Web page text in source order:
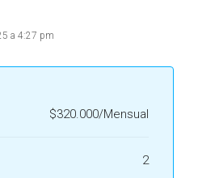
a 4:27 pm
$320.000/Mensual
2